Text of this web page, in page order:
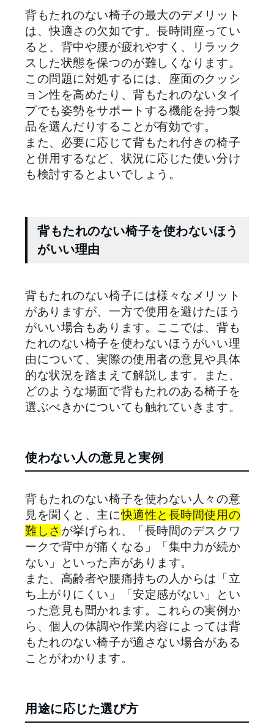
背もたれのない椅子の最大のデメリット
は、快適さの欠如です。長時間座ってい
ると、背中や腰が疲れやすく、リラック
スした状態を保つのが難しくなります。
この問題に対処するには、座面のクッシ
ョン性を高めたり、背もたれのないタイ
プでも姿勢をサポートする機能を持つ製
品を選んだりすることが有効です。
また、必要に応じて背もたれ付きの椅子
と併用するなど、状況に応じた使い分け
も検討するとよいでしょう。
背もたれのない椅子を使わないほう
がいい理由
背もたれのない椅子には様々なメリット
がありますが、一方で使用を避けたほう
がいい場合もあります。ここでは、背も
たれのない椅子を使わないほうがいい理
由について、実際の使用者の意見や具体
的な状況を踏まえて解説します。また、
どのような場面で背もたれのある椅子を
選ぶべきかについても触れていきます。
使わない人の意見と実例
背もたれのない椅子を使わない人々の意
見を聞くと、主に快適性と長時間使用の
難しさ が挙げられ、「長時間のデスクワ
ークで背中が痛くなる」「集中力が続か
ない」といった声があります。
また、高齢者や腰痛持ちの人からは「立
ち上がりにくい」「安定感がない」とい
った意見も聞かれます。これらの実例か
ら、個人の体調や作業内容によっては背
もたれのない椅子が適さない場合がある
ことがわかります。
用途に応じた選び方